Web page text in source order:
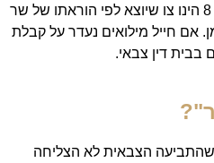
היעדרות מזימון צו 8 – צו 8 הינו צו שיוצא לפי הוראתו של שר
אם חייל מילואים נעדר על קבלת
שהתביעה הצבאית לא הצליחה